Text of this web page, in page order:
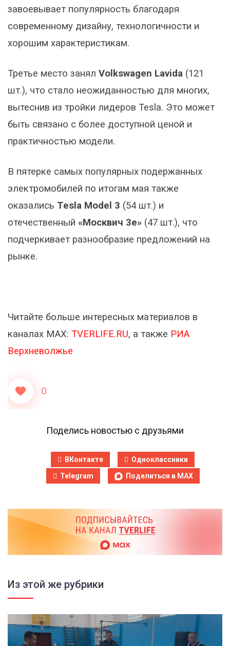
завоевывает популярность благодаря
современному дизайну, технологичности и
хорошим характеристикам.
Третье место занял Volkswagen Lavida (121
шт.), что стало неожиданностью для многих,
вытеснив из тройки лидеров Tesla. Это может
быть связано с более доступной ценой и
практичностью модели.
В пятерке самых популярных подержанных
электромобилей по итогам мая также
оказались Tesla Model 3 (54 шт.) и
отечественный «Москвич 3е» (47 шт.), что
подчеркивает разнообразие предложений на
рынке.
Читайте больше интересных материалов в
каналах МАХ: TVERLIFE.RU, а также РИА
Верхневолжье
0
Поделись новостью с друзьями
ВКонтакте
Одноклассники
Telegram
Поделиться в MAX
Из этой же рубрики